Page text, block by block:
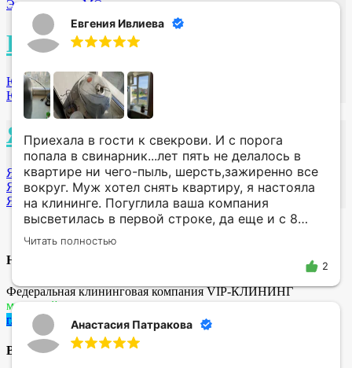
Электросталь МО
Ю
Юрга
Южно-Сахалинск
Я
Ярославль
Якутск
Ярцево
Не нашли свой город ? позвоните нам +7 958 100-51-98
Федеральная клининговая компания VIP-КЛИНИНГ
мы онлайн, напишите нам:
г. Шахты
Выберите город
Евгения Ивлиева
Приехала в гости к свекрови. И с порога
попала в свинарник...лет пять не делалось в
квартире ни чего-пыль, шерсть,зажиренно все
вокруг. Муж хотел снять квартиру, я настояла
на клининге. Погуглила ваша компания
высветилась в первой строке, да еще и с 8
режим работы. Я еле дождалась пять минут до
открытия и сразу позвонила😂приехали 2
феечки-чистоты. С 2х дня они мыли, чистили и
девчонки прошли преобразилось. Такое
ощущение будто и обои переклеили😂 спасибо
менеджеру за сопровождение, девчонкам
огромное человеческое спасибо. Иначе сама
Читать полностью
2
Анастасия Патракова